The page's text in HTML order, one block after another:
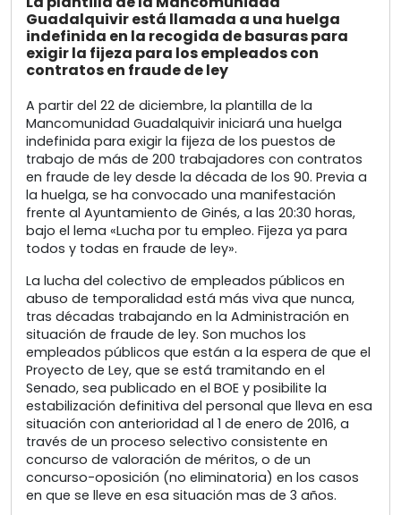
Guadalquivir está llamada a una huelga
indefinida en la recogida de basuras para
exigir la fijeza para los empleados con
contratos en fraude de ley
A partir del 22 de diciembre, la plantilla de la
Mancomunidad Guadalquivir iniciará una huelga
indefinida para exigir la fijeza de los puestos de
trabajo de más de 200 trabajadores con contratos
en fraude de ley desde la década de los 90. Previa a
la huelga, se ha convocado una manifestación
frente al Ayuntamiento de Ginés, a las 20:30 horas,
bajo el lema «Lucha por tu empleo. Fijeza ya para
todos y todas en fraude de ley».
La lucha del colectivo de empleados públicos en
abuso de temporalidad está más viva que nunca,
tras décadas trabajando en la Administración en
situación de fraude de ley. Son muchos los
empleados públicos que están a la espera de que el
Proyecto de Ley, que se está tramitando en el
Senado, sea publicado en el BOE y posibilite la
estabilización definitiva del personal que lleva en esa
situación con anterioridad al 1 de enero de 2016, a
través de un proceso selectivo consistente en
concurso de valoración de méritos, o de un
concurso-oposición (no eliminatoria) en los casos
en que se lleve en esa situación mas de 3 años.